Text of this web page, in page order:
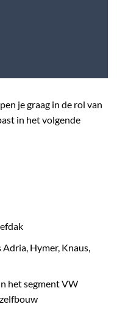
je graag in de rol van
in het volgende
Hymer, Knaus,
het segment VW